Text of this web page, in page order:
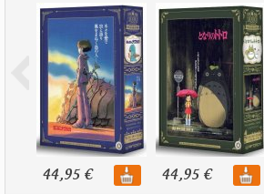
44,95 € 44,95 €